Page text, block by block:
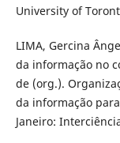
University of
LIMA, Gercina
da informação no
de (org.).
da informação
Janeiro: